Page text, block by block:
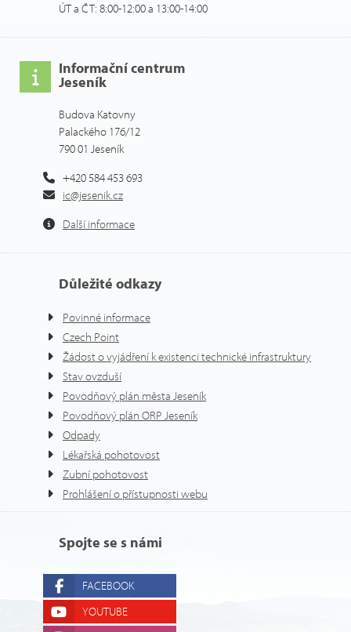
ÚT a ČT: 8:00-12:00 a 13:00-14:00
Informační centrum
Jeseník
Budova Katovny
Palackého 176/12
790 01 Jeseník
+420 584 453 693
ic@jesenik.cz
Další informace
Důležité odkazy
Povinné informace
Czech Point
Žádost o vyjádření k existenci technické infrastruktury
Stav ovzduší
Povodňový plán města Jeseník
Povodňový plán ORP Jeseník
Odpady
Lékařská pohotovost
Zubní pohotovost
Prohlášení o přístupnosti webu
Spojte se s námi
FACEBOOK
YOUTUBE